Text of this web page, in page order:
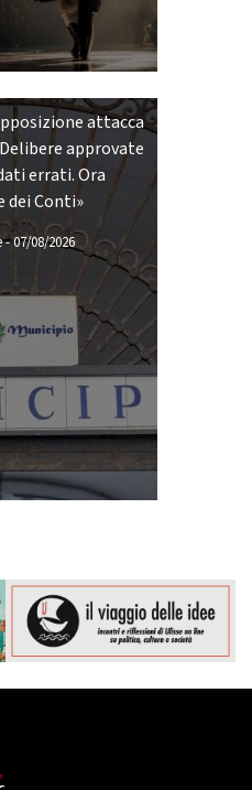
attacca
approvate
errati. Ora
dei Conti»
-07/08/2026